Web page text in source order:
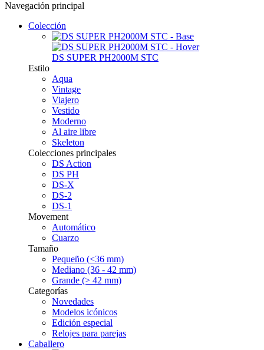
Navegación principal
Colección
DS SUPER PH2000M STC
Estilo
Aqua
Vintage
Viajero
Vestido
Moderno
Al aire libre
Skeleton
Colecciones principales
DS Action
DS PH
DS-X
DS-2
DS-1
Movement
Automático
Cuarzo
Tamaño
Pequeño (<36 mm)
Mediano (36 - 42 mm)
Grande (> 42 mm)
Categorías
Novedades
Modelos icónicos
Edición especial
Relojes para parejas
Caballero